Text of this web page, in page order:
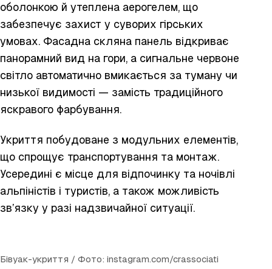
оболонкою й утеплена аерогелем, що
забезпечує захист у суворих гірських
умовах. Фасадна скляна панель відкриває
панорамний вид на гори, а сигнальне червоне
світло автоматично вмикається за туману чи
низької видимості — замість традиційного
яскравого фарбування.
Укриття побудоване з модульних елементів,
що спрощує транспортування та монтаж.
Усередині є місце для відпочинку та ночівлі
альпіністів і туристів, а також можливість
зв’язку у разі надзвичайної ситуації.
Бівуак-укриття / Фото: instagram.com/crassociati